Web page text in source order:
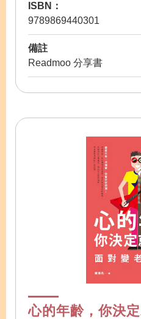
ISBN：
9789869440301
備註
Readmoo 分享書
心的年齡，你決